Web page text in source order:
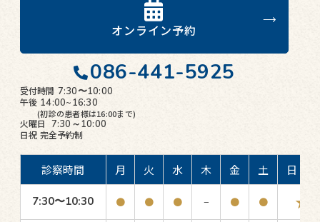
オンライン予約
086-441-5925
受付時間 7:30〜10:00
午後 14:00~16:30
(初診の患者様は16:00まで)
火曜日 7:30～10:00
日祝 完全予約制
診察時間 月 火 水 木 金 土 日・祝
7:30〜10:30 ● ● ● − ● ● ★